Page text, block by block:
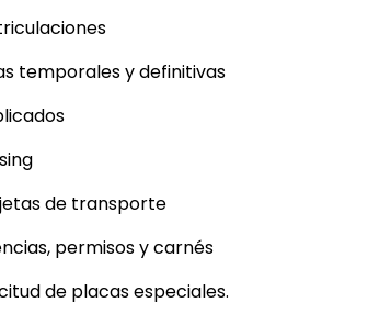
temporales y definitivas
de transporte
permisos y carnés
de placas especiales.